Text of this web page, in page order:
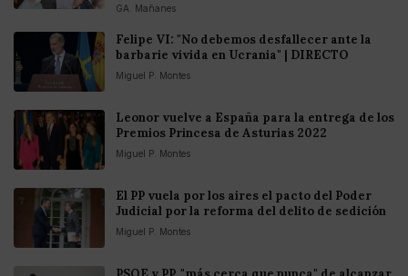
GA. Mañanes
Felipe VI: "No debemos desfallecer ante la
barbarie vivida en Ucrania" | DIRECTO
Miguel P. Montes
Leonor vuelve a España para la entrega de los
Premios Princesa de Asturias 2022
Miguel P. Montes
El PP vuela por los aires el pacto del Poder
Judicial por la reforma del delito de sedición
Miguel P. Montes